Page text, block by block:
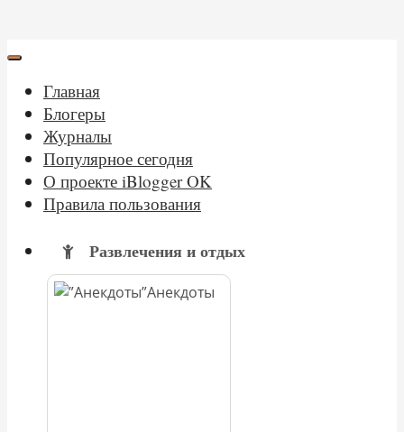
Главная
Блогеры
Журналы
Популярное сегодня
О проекте iBlogger OK
Правила пользования
Развлечения и отдых
Анекдоты